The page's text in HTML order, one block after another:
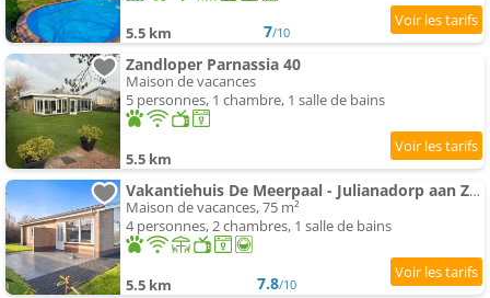
5.5 km 7/10
Zandloper Parnassia 40
Maison de vacances
5 personnes, 1 chambre, 1 salle de bains
5.5 km
Vakantiehuis De Meerpaal - Julianadorp aan Zee
Maison de vacances, 75 m²
4 personnes, 2 chambres, 1 salle de bains
5.5 km 7.8/10